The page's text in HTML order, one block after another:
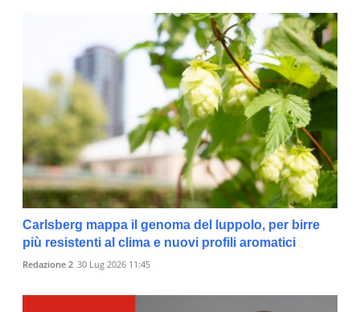
Carlsberg mappa il genoma del luppolo, per birre
più resistenti al clima e nuovi profili aromatici
Redazione 2 30 Lug 2026 11:45